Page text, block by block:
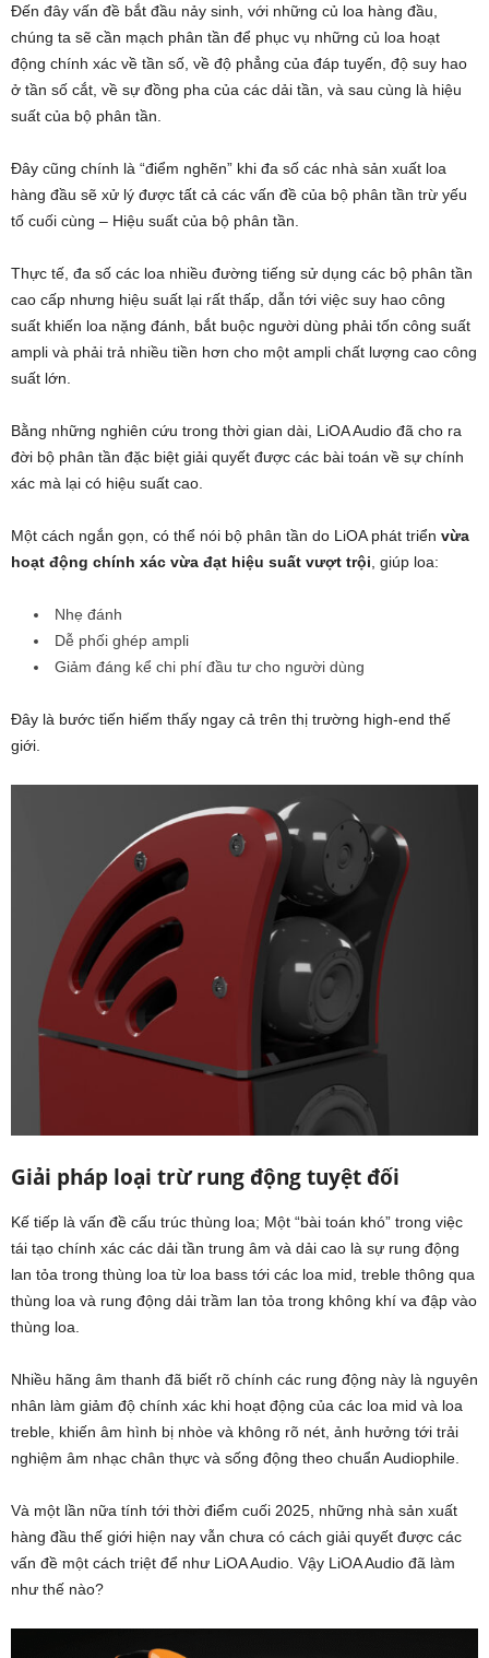
Đến đây vấn đề bắt đầu nảy sinh, với những củ loa hàng đầu,
chúng ta sẽ cần mạch phân tần để phục vụ những củ loa hoạt
động chính xác về tần số, về độ phẳng của đáp tuyến, độ suy hao
ở tần số cắt, về sự đồng pha của các dải tần, và sau cùng là hiệu
suất của bộ phân tần.
Đây cũng chính là “điểm nghẽn” khi đa số các nhà sản xuất loa
hàng đầu sẽ xử lý được tất cả các vấn đề của bộ phân tần trừ yếu
tố cuối cùng – Hiệu suất của bộ phân tần.
Thực tế, đa số các loa nhiều đường tiếng sử dụng các bộ phân tần
cao cấp nhưng hiệu suất lại rất thấp, dẫn tới việc suy hao công
suất khiến loa nặng đánh, bắt buộc người dùng phải tốn công suất
ampli và phải trả nhiều tiền hơn cho một ampli chất lượng cao công
suất lớn.
Bằng những nghiên cứu trong thời gian dài, LiOA Audio đã cho ra
đời bộ phân tần đặc biệt giải quyết được các bài toán về sự chính
xác mà lại có hiệu suất cao.
Một cách ngắn gọn, có thể nói bộ phân tần do LiOA phát triển vừa
hoạt động chính xác vừa đạt hiệu suất vượt trội , giúp loa:
Nhẹ đánh
Dễ phối ghép ampli
Giảm đáng kể chi phí đầu tư cho người dùng
Đây là bước tiến hiếm thấy ngay cả trên thị trường high-end thế
giới.
Giải pháp loại trừ rung động tuyệt đối
Kế tiếp là vấn đề cấu trúc thùng loa; Một “bài toán khó” trong việc
tái tạo chính xác các dải tần trung âm và dải cao là sự rung động
lan tỏa trong thùng loa từ loa bass tới các loa mid, treble thông qua
thùng loa và rung động dải trầm lan tỏa trong không khí va đập vào
thùng loa.
Nhiều hãng âm thanh đã biết rõ chính các rung động này là nguyên
nhân làm giảm độ chính xác khi hoạt động của các loa mid và loa
treble, khiến âm hình bị nhòe và không rõ nét, ảnh hưởng tới trải
nghiệm âm nhạc chân thực và sống động theo chuẩn Audiophile.
Và một lần nữa tính tới thời điểm cuối 2025, những nhà sản xuất
hàng đầu thế giới hiện nay vẫn chưa có cách giải quyết được các
vấn đề một cách triệt để như LiOA Audio. Vậy LiOA Audio đã làm
như thế nào?